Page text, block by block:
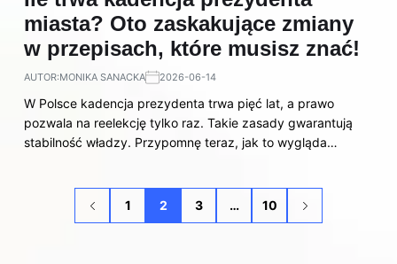
miasta? Oto zaskakujące zmiany
w przepisach, które musisz znać!
AUTOR:MONIKA SANACKA 2026-06-14
W Polsce kadencja prezydenta trwa pięć lat, a prawo
pozwala na reelekcję tylko raz. Takie zasady gwarantują
stabilność władzy. Przypomnę teraz, jak to wygląda…
1 2 3 … 10